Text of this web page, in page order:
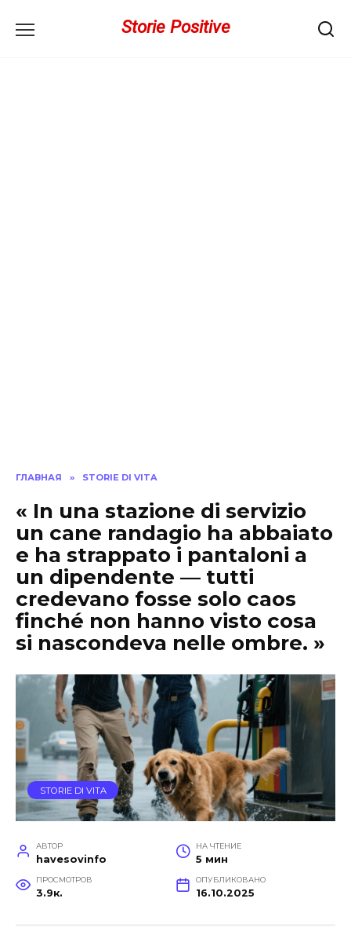
Storie Positive
ГЛАВНАЯ » STORIE DI VITA
« In una stazione di servizio
un cane randagio ha abbaiato
e ha strappato i pantaloni a
un dipendente — tutti
credevano fosse solo caos
finché non hanno visto cosa
si nascondeva nelle ombre. »
STORIE DI VITA
АВТОР
havesovinfo
НА ЧТЕНИЕ
5 мин
ПРОСМОТРОВ
3.9к.
ОПУБЛИКОВАНО
16.10.2025